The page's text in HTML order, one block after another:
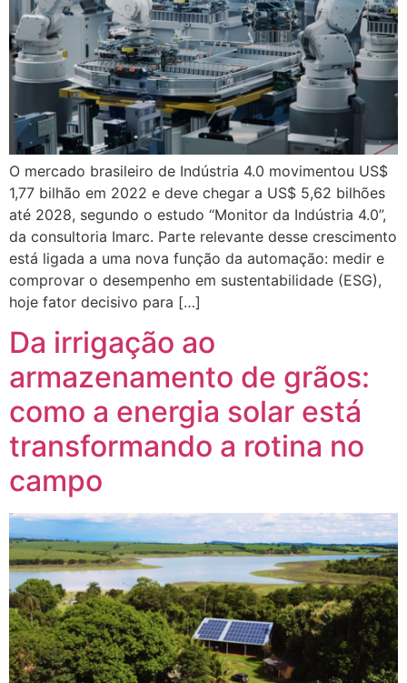
O mercado brasileiro de Indústria 4.0 movimentou US$
1,77 bilhão em 2022 e deve chegar a US$ 5,62 bilhões
até 2028, segundo o estudo “Monitor da Indústria 4.0”,
da consultoria Imarc. Parte relevante desse crescimento
está ligada a uma nova função da automação: medir e
comprovar o desempenho em sustentabilidade (ESG),
hoje fator decisivo para […]
Da irrigação ao
armazenamento de grãos:
como a energia solar está
transformando a rotina no
campo